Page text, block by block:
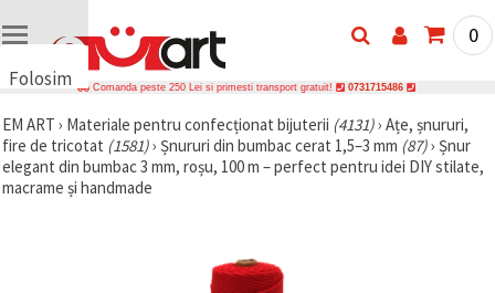
Folosim
uri
🍪 Folosim
cookie-uri
și
0
Comanda peste 250 Lei si primesti transport gratuit! 0731715486
EM ART › Materiale pentru confecționat bijuterii (4131)› Ațe, șnururi,
fire de tricotat (1581)› Șnururi din bumbac cerat 1,5–3 mm (87)› Șnur
elegant din bumbac 3 mm, roșu, 100 m – perfect pentru idei DIY stilate,
macrame și handmade